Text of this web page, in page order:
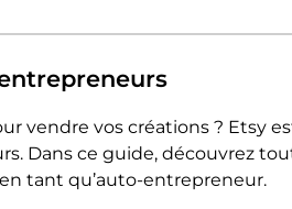
vendre vos créations ? Etsy
Dans ce guide, découvrez
tant qu’auto-entrepreneur.